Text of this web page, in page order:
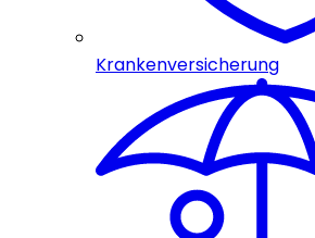
Krankenversicherung